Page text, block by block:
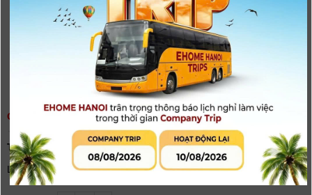
GIMBAL DJI RS 5 / DJI RS 5 COMBO | CHÍNH HÃNG
(0người đánh giá)
Tình trạng:
Có hàng
Lựa chọn phiên bản Gimbal DJI
RS5 RS5 Combo